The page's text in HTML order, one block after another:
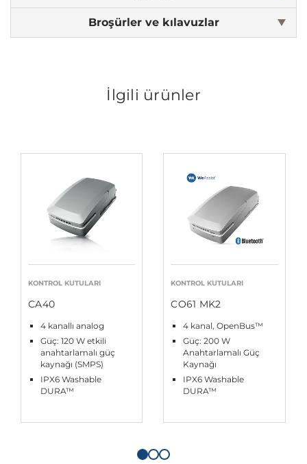
Broşürler ve kılavuzlar
İlgili ürünler
KONTROL KUTULARI
CA40
4 kanallı analog
Güç: 120 W etkili
anahtarlamalı güç
kaynağı (SMPS)
IPX6 Washable
DURA™
KONTROL KUTULARI
CO61 MK2
4 kanal, OpenBus™
Güç: 200 W
Anahtarlamalı Güç
Kaynağı
IPX6 Washable
DURA™